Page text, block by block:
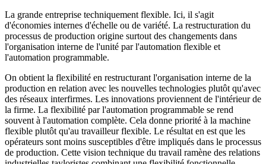
La grande entreprise techniquement flexible. Ici, il s'agit
d'économies internes d'échelle ou de variété. La restructuration du
processus de production origine surtout des changements dans
l'organisation interne de l'unité par l'automation flexible et
l'automation programmable.
On obtient la flexibilité en restructurant l'organisation interne de la
production en relation avec les nouvelles technologies plutôt qu'avec
des réseaux interfirmes. Les innovations proviennent de l'intérieur de
la firme. La flexibilité par l'automation programmable se rend
souvent à l'automation complète. Cela donne priorité à la machine
flexible plutôt qu'au travailleur flexible. Le résultat en est que les
opérateurs sont moins susceptibles d'être impliqués dans le processus
de production. Cette vision technique du travail ramène des relations